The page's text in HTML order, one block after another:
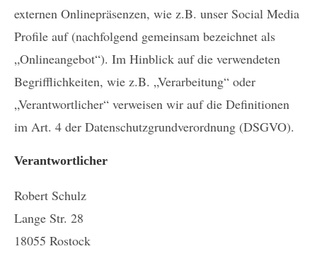
externen Onlinepräsenzen, wie z.B. unser Social Media
Profile auf (nachfolgend gemeinsam bezeichnet als
„Onlineangebot“). Im Hinblick auf die verwendeten
Begrifflichkeiten, wie z.B. „Verarbeitung“ oder
„Verantwortlicher“ verweisen wir auf die Definitionen
im Art. 4 der Datenschutzgrundverordnung (DSGVO).
Verantwortlicher
Robert Schulz
Lange Str. 28
18055 Rostock